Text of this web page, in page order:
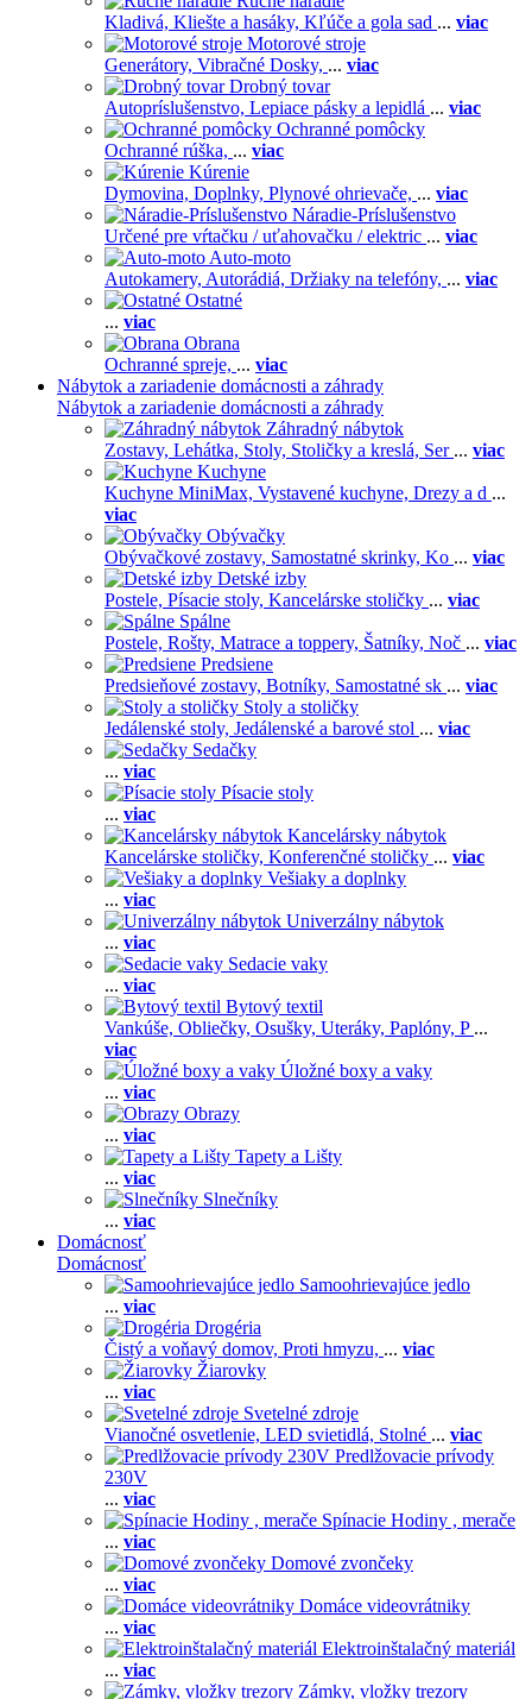
Kladivá, Kliešte a hasáky, Kľúče a gola sad ... viac
Motorové stroje
Generátory, Vibračné Dosky, ... viac
Drobný tovar
Autopríslušenstvo, Lepiace pásky a lepidlá ... viac
Ochranné pomôcky
Ochranné rúška, ... viac
Kúrenie
Dymovina, Doplnky, Plynové ohrievače, ... viac
Náradie-Príslušenstvo
Určené pre vŕtačku / uťahovačku / elektric ... viac
Auto-moto
Autokamery, Autorádiá, Držiaky na telefóny, ... viac
Ostatné
... viac
Obrana
Ochranné spreje, ... viac
Nábytok a zariadenie domácnosti a záhrady
Nábytok a zariadenie domácnosti a záhrady
Záhradný nábytok
Zostavy, Lehátka, Stoly, Stoličky a kreslá, Ser ... viac
Kuchyne
Kuchyne MiniMax, Vystavené kuchyne, Drezy a d ...
viac
Obývačky
Obývačkové zostavy, Samostatné skrinky, Ko ... viac
Detské izby
Postele, Písacie stoly, Kancelárske stoličky ... viac
Spálne
Postele, Rošty, Matrace a toppery, Šatníky, Noč ... viac
Predsiene
Predsieňové zostavy, Botníky, Samostatné sk ... viac
Stoly a stoličky
Jedálenské stoly, Jedálenské a barové stol ... viac
Sedačky
... viac
Písacie stoly
... viac
Kancelársky nábytok
Kancelárske stoličky, Konferenčné stoličky ... viac
Vešiaky a doplnky
... viac
Univerzálny nábytok
... viac
Sedacie vaky
... viac
Bytový textil
Vankúše, Obliečky, Osušky, Uteráky, Paplóny, P ...
viac
Úložné boxy a vaky
... viac
Obrazy
... viac
Tapety a Lišty
... viac
Slnečníky
... viac
Domácnosť
Domácnosť
Samoohrievajúce jedlo
... viac
Drogéria
Čistý a voňavý domov, Proti hmyzu, ... viac
Žiarovky
... viac
Svetelné zdroje
Vianočné osvetlenie, LED svietidlá, Stolné ... viac
Predlžovacie prívody
230V
... viac
Spínacie Hodiny , merače
... viac
Domové zvončeky
... viac
Domáce videovrátniky
... viac
Elektroinštalačný materiál
... viac
Zámky, vložky trezory